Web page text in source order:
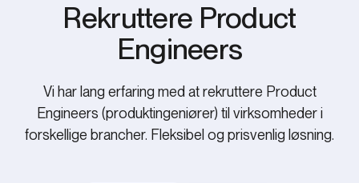
Rekruttere Product
Engineers
Vi har lang erfaring med at rekruttere Product
Engineers (produktingeniører) til virksomheder i
forskellige brancher. Fleksibel og prisvenlig løsning.